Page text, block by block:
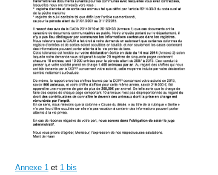
Annexe 1 et 1 bis